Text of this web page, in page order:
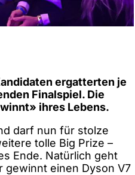
ergatterten je
Finalspiel. Die
ihres Lebens.
darf nun für stolze
tolle Big Prize –
Ende. Natürlich geht
gewinnt einen Dyson V7